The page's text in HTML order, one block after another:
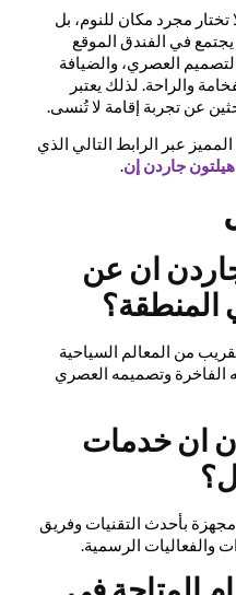
تختار مجرد مكان للنوم، بل
في الفندق الموقع
العصري، والضيافة
والراحة. لذلك يعتبر
عن تجربة إقامة لا تُنسى.
عبر الرابط التالي الذي
هيلتون جاردن إن.
ان عن
المنطقة؟
من المعالم السياحية
الفاخرة وتصميمه العصري
ان خدمات
بأحدث التقنيات وفريق
الرسمية.